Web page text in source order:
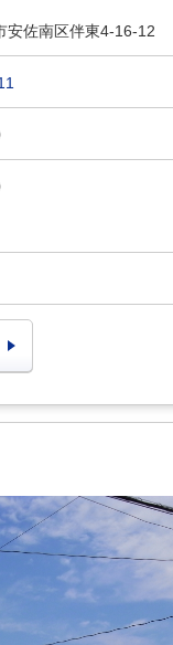
安佐南区伴東4-16-12